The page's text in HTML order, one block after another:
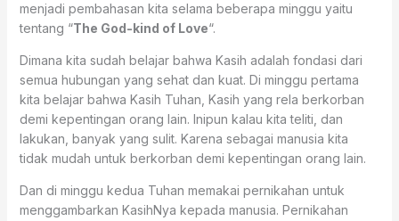
menjadi pembahasan kita selama beberapa minggu yaitu
tentang “The God-kind of Love“.
Dimana kita sudah belajar bahwa Kasih adalah fondasi dari
semua hubungan yang sehat dan kuat. Di minggu pertama
kita belajar bahwa Kasih Tuhan, Kasih yang rela berkorban
demi kepentingan orang lain. Inipun kalau kita teliti, dan
lakukan, banyak yang sulit. Karena sebagai manusia kita
tidak mudah untuk berkorban demi kepentingan orang lain.
Dan di minggu kedua Tuhan memakai pernikahan untuk
menggambarkan KasihNya kepada manusia. Pernikahan